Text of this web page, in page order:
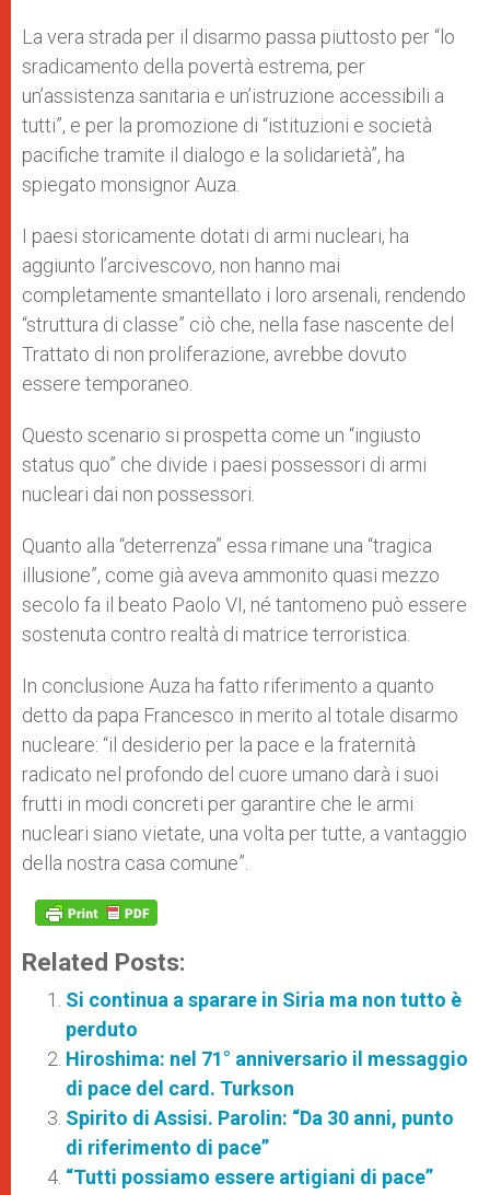
La vera strada per il disarmo passa piuttosto per “lo
sradicamento della povertà estrema, per
un’assistenza sanitaria e un’istruzione accessibili a
tutti”, e per la promozione di “istituzioni e società
pacifiche tramite il dialogo e la solidarietà”, ha
spiegato monsignor Auza.
I paesi storicamente dotati di armi nucleari, ha
aggiunto l’arcivescovo, non hanno mai
completamente smantellato i loro arsenali, rendendo
“struttura di classe” ciò che, nella fase nascente del
Trattato di non proliferazione, avrebbe dovuto
essere temporaneo.
Questo scenario si prospetta come un “ingiusto
status quo” che divide i paesi possessori di armi
nucleari dai non possessori.
Quanto alla “deterrenza” essa rimane una “tragica
illusione”, come già aveva ammonito quasi mezzo
secolo fa il beato Paolo VI, né tantomeno può essere
sostenuta contro realtà di matrice terroristica.
In conclusione Auza ha fatto riferimento a quanto
detto da papa Francesco in merito al totale disarmo
nucleare: “il desiderio per la pace e la fraternità
radicato nel profondo del cuore umano darà i suoi
frutti in modi concreti per garantire che le armi
nucleari siano vietate, una volta per tutte, a vantaggio
della nostra casa comune”.
Related Posts:
Si continua a sparare in Siria ma non tutto è
perduto
Hiroshima: nel 71° anniversario il messaggio
di pace del card. Turkson
Spirito di Assisi. Parolin: “Da 30 anni, punto
di riferimento di pace”
“Tutti possiamo essere artigiani di pace”